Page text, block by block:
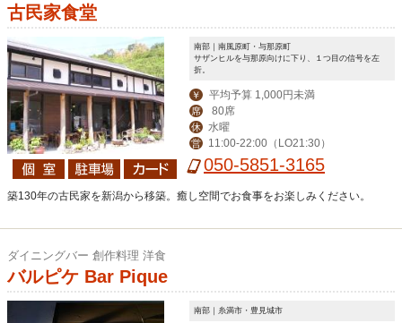
古民家食堂
南部｜南風原町・与那原町
サザンヒルを与那原向けに下り、１つ目の信号を左
折。
￥ 平均予算 1,000円未満
席 80席
休 水曜
営 11:00-22:00（LO21:30）
050-5851-3165
築130年の古民家を新潟から移築。癒し空間でお食事をお楽しみください。
ダイニングバー 創作料理 洋食
バルピケ Bar Pique
南部｜糸満市・豊見城市